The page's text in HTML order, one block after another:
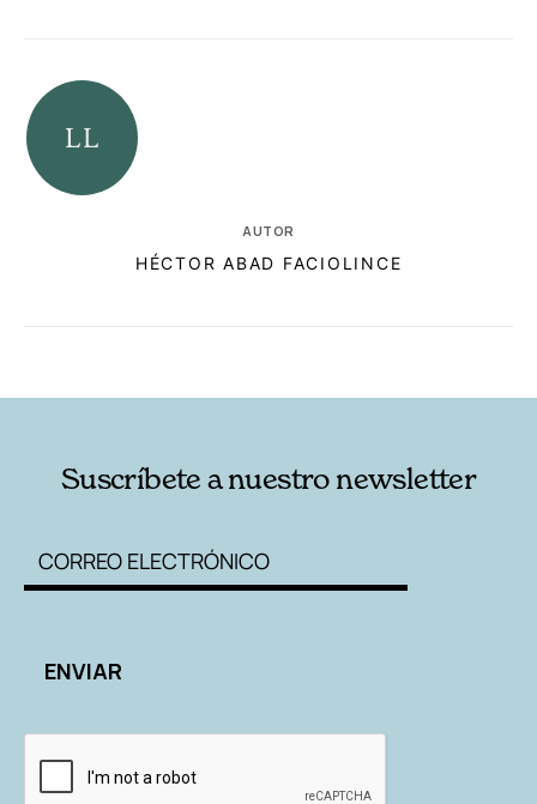
AUTOR
HÉCTOR ABAD FACIOLINCE
Suscríbete a nuestro newsletter